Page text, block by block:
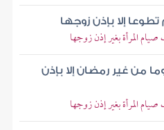
إلا بإذن زوجها
المرأة بغير إذن زوجها
من غير رمضان إلا بإذن
المرأة بغير إذن زوجها